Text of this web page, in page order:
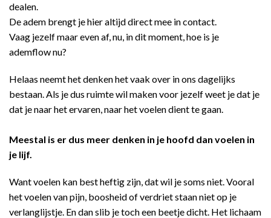
dealen.
De adem brengt je hier altijd direct mee in contact.
Vaag jezelf maar even af, nu, in dit moment, hoe is je
ademflow nu?
Helaas neemt het denken het vaak over in ons dagelijks
bestaan. Als je dus ruimte wil maken voor jezelf weet je dat je
dat je naar het ervaren, naar het voelen dient te gaan.
Meestal is er dus meer denken in je hoofd dan voelen in
je lijf.
Want voelen kan best heftig zijn, dat wil je soms niet. Vooral
het voelen van pijn, boosheid of verdriet staan niet op je
verlanglijstje. En dan slib je toch een beetje dicht. Het lichaam